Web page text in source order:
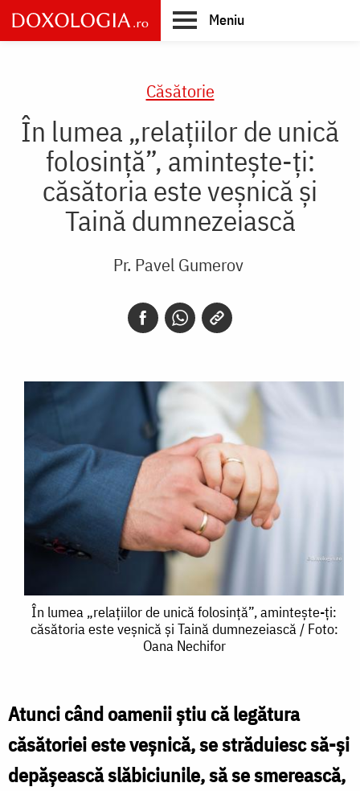
Skip
to
main
Meniu
Căsătorie
În lumea „relațiilor de unică
folosință”, amintește-ți:
căsătoria este veșnică și
Taină dumnezeiască
Pr. Pavel Gumerov
În
lumea
unică
folosință”,
amintește-
În lumea „relațiilor de unică folosință”, amintește-ți:
căsătoria este veșnică și Taină dumnezeiască / Foto:
Oana Nechifor
Atunci când oamenii știu că legătura
căsătoriei este veșnică, se străduiesc să-și
depășească slăbiciunile, să se smerească,